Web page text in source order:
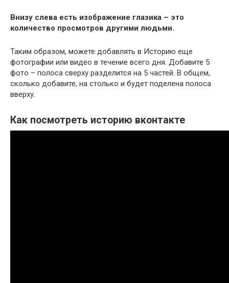
Внизу слева есть изображение глазика – это
количество просмотров другими людьми.
Таким образом, можете добавлять в Историю еще
фотографии или видео в течение всего дня. Добавите 5
фото – полоса сверху разделится на 5 частей. В общем,
сколько добавите, на столько и будет поделена полоса
вверху.
Как посмотреть историю вконтакте